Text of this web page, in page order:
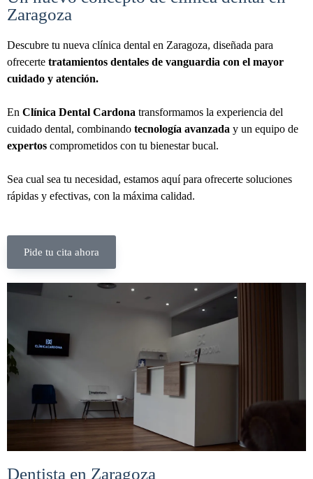
Zaragoza
Descubre tu nueva clínica dental en Zaragoza, diseñada para
ofrecerte tratamientos dentales de vanguardia con el mayor
cuidado y atención.
En Clínica Dental Cardona transformamos la experiencia del
cuidado dental, combinando tecnología avanzada y un equipo de
expertos comprometidos con tu bienestar bucal.
Sea cual sea tu necesidad, estamos aquí para ofrecerte soluciones
rápidas y efectivas, con la máxima calidad.
Pide tu cita ahora
Dentista en Zaragoza